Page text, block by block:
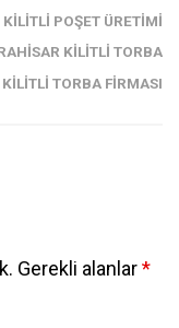
POŞET ÜRETIMI
KILITLI TORBA
TORBA FIRMASI
Gerekli alanlar*